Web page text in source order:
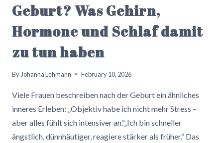
Geburt? Was Gehirn,
Hormone und Schlaf damit
zu tun haben
By Johanna Lehmann February 10, 2026
Viele Frauen beschreiben nach der Geburt ein ähnliches
inneres Erleben: „Objektiv habe ich nicht mehr Stress –
aber alles fühlt sich intensiver an.“„Ich bin schneller
ängstlich, dünnhäutiger, reagiere stärker als früher.“ Das